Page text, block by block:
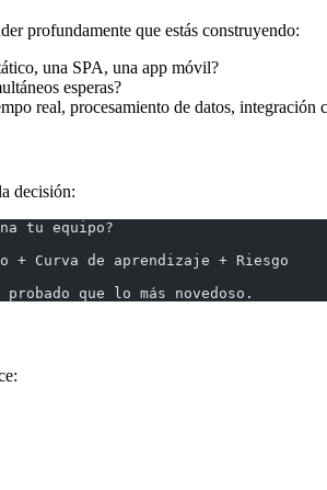
profundamente que estás construyendo:
una SPA, una app móvil?
esperas?
real, procesamiento de datos, integración
decisión:
tu equipo?
+ Curva de aprendizaje + Riesgo
que lo más novedoso.